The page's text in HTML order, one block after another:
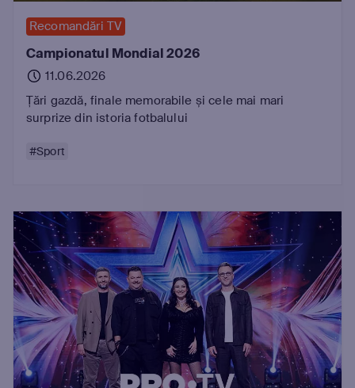
Recomandări TV
Campionatul Mondial 2026
11.06.2026
Țări gazdă, finale memorabile și cele mai mari
surprize din istoria fotbalului
#Sport